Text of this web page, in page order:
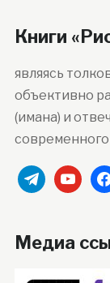
Книги
являясь
объективно
(имана) и
современного
telegramyoutube
Медиа